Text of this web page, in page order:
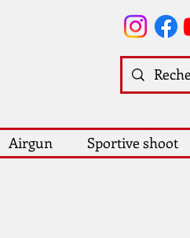
Airgun Sportive shoot